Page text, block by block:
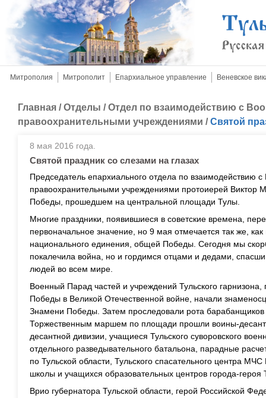
Митрополия Митрополит Епархиальное управление Веневское
Главная /Отделы /Отдел по взаимодействию с
правоохранительными учреждениями /Святой
8 мая 2016 года.
Святой праздник со слезами на глазах
Председатель епархиального отдела по взаимодействию
правоохранительными учреждениями протоиерей Виктор
Победы, прошедшем на центральной площади Тулы.
Многие праздники, появившиеся в советские времена,
первоначальное значение, но 9 мая отмечается так же,
национального единения, общей Победы. Сегодня мы
покалечила война, но и гордимся отцами и дедами,
людей во всем мире.
Военный Парад частей и учреждений Тульского
Победы в Великой Отечественной войне, начали
Знамени Победы. Затем проследовали рота барабанщиков
Торжественным маршем по площади прошли воины-
десантной дивизии, учащиеся Тульского суворовского
отдельного разведывательного батальона, парадные
по Тульской области, Тульского спасательного центра
школы и учащихся образовательных центров города-героя
Врио губернатора Тульской области, герой Российской